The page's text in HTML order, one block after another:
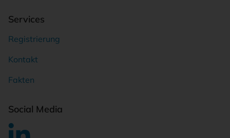
Services
Registrierung
Kontakt
Fakten
Social Media